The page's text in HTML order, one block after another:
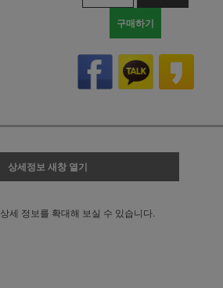
구매하기
상세정보 새창 열기
상세 정보를 확대해 보실 수 있습니다.